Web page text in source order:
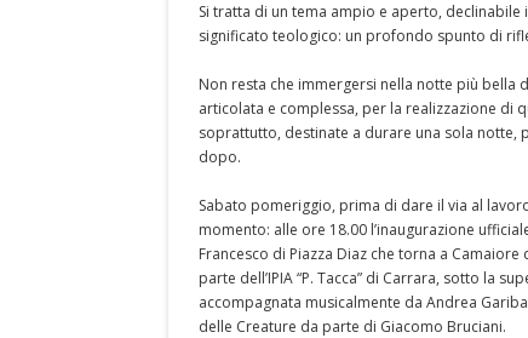
Si tratta di un tema ampio e aperto,
significato teologico: un profondo spunto di
Non resta che immergersi nella notte più bella
articolata e complessa, per la realizzazione di
soprattutto, destinate a durare una sola notte,
dopo.
Sabato pomeriggio, prima di dare il via al
momento: alle ore 18.00 l’inaugurazione
Francesco di Piazza Diaz che torna a
parte dell’IPIA “P. Tacca” di Carrara, sotto la
accompagnata musicalmente da Andrea
delle Creature da parte di Giacomo Bruciani.